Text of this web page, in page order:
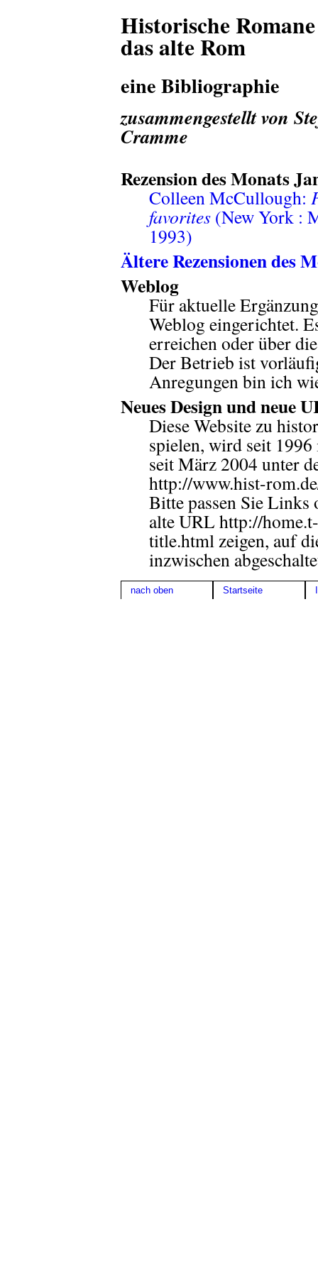
Historische
das alte Rom
eine Bibliographie
zusammengestellt von
Cramme
Rezension des Monats
Colleen McCullough:
favorites (New York :
1993)
Ältere Rezensionen des
Weblog
Für aktuelle
Weblog eingerichtet.
erreichen oder über
Der Betrieb ist
Anregungen bin ich
Neues Design und neue
Diese Website zu
spielen, wird seit
seit März 2004 unter
http://www.hist-
Bitte passen Sie
alte URL http://
title.html zeigen, auf
inzwischen
nach oben Startseite